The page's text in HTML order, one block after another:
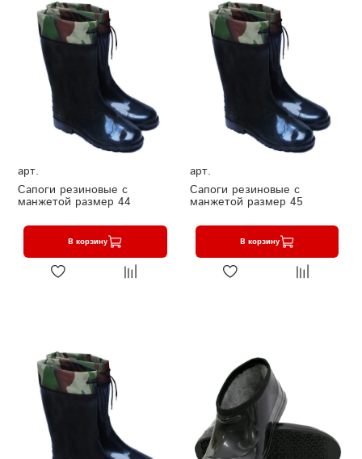
арт.
Сапоги резиновые с
манжетой размер 44
В корзину
арт.
Сапоги резиновые с
манжетой размер 45
В корзину